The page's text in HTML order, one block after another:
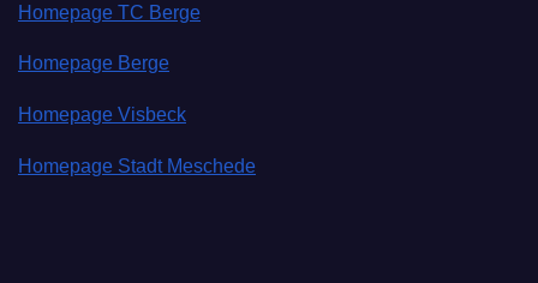
Homepage TC Berge
Homepage Berge
Homepage Visbeck
Homepage Stadt Meschede